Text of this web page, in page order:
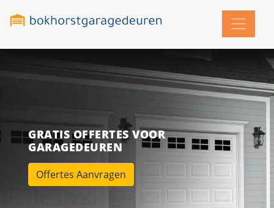
GRATIS OFFERTES VOOR
GARAGEDEUREN
Offertes Aanvragen